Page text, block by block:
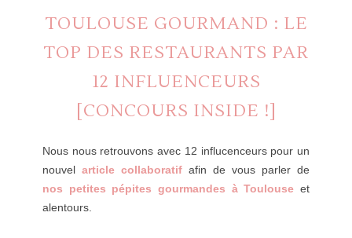
TOULOUSE GOURMAND : LE
TOP DES RESTAURANTS PAR
12 INFLUENCEURS
[CONCOURS INSIDE !]
Nous nous retrouvons avec 12 influcenceurs pour un
nouvel article collaboratif afin de vous parler de
nos petites pépites gourmandes à Toulouse et
alentours.